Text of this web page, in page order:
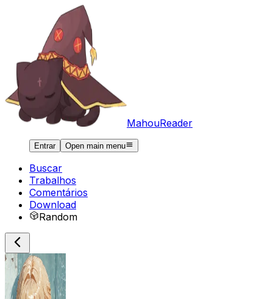
MahouReader
Entrar Open main menu
Buscar
Trabalhos
Comentários
Download
Random